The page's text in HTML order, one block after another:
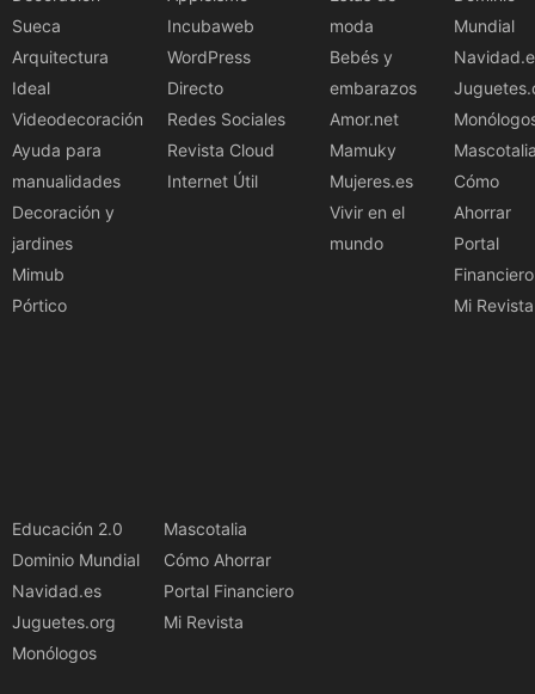
Sueca
Arquitectura
Ideal
Videodecoración
Ayuda para
manualidades
Decoración y
jardines
Mimub
Pórtico
Incubaweb
WordPress
Directo
Redes Sociales
Revista Cloud
Internet Útil
moda
Bebés y
embarazos
Amor.net
Mamuky
Mujeres.es
Vivir en el
mundo
Mundial
Cómo
Ahorrar
Portal
Financiero
Mi Revista
Educación 2.0
Dominio Mundial
Navidad.es
Juguetes.org
Monólogos
Mascotalia
Cómo Ahorrar
Portal Financiero
Mi Revista